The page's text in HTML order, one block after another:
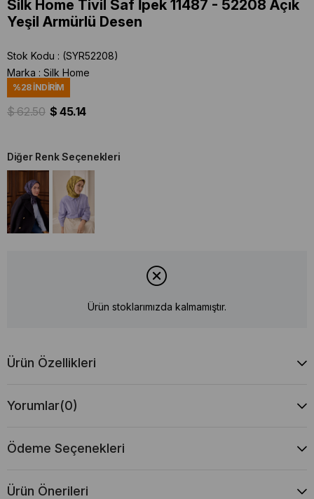
Silk Home Tivil Saf İpek 11487 - 52208 Açık
Yeşil Armürlü Desen
Stok Kodu
(SYR52208)
Marka : Silk Home
%28İNDIRIM
$ 62.50 $ 45.14
Diğer Renk Seçenekleri
Ürün stoklarımızda kalmamıştır.
Ürün Özellikleri
Yorumlar(0)
Ödeme Seçenekleri
Ürün Önerileri